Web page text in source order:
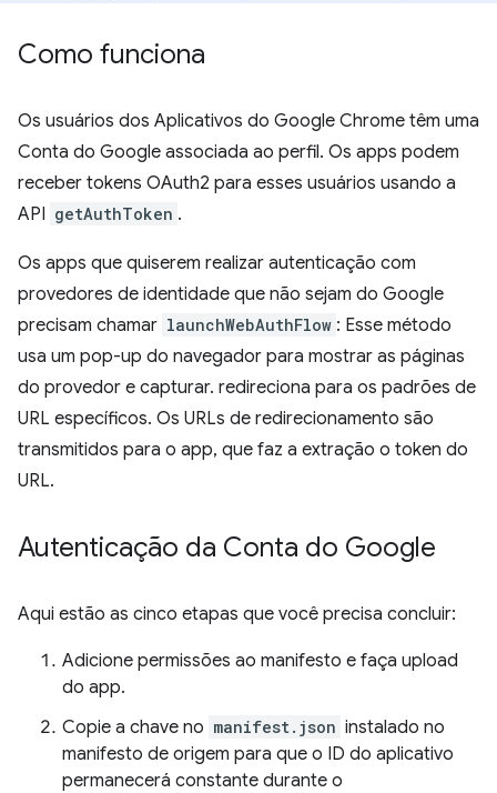
Como funciona
Os usuários dos Aplicativos do Google Chrome têm uma
Conta do Google associada ao perfil. Os apps podem
receber tokens OAuth2 para esses usuários usando a
API getAuthToken .
Os apps que quiserem realizar autenticação com
provedores de identidade que não sejam do Google
precisam chamar launchWebAuthFlow : Esse método
usa um pop-up do navegador para mostrar as páginas
do provedor e capturar. redireciona para os padrões de
URL específicos. Os URLs de redirecionamento são
transmitidos para o app, que faz a extração o token do
URL.
Autenticação da Conta do Google
Aqui estão as cinco etapas que você precisa concluir:
Adicione permissões ao manifesto e faça upload
do app.
Copie a chave no manifest.json instalado no
manifesto de origem para que o ID do aplicativo
permanecerá constante durante o